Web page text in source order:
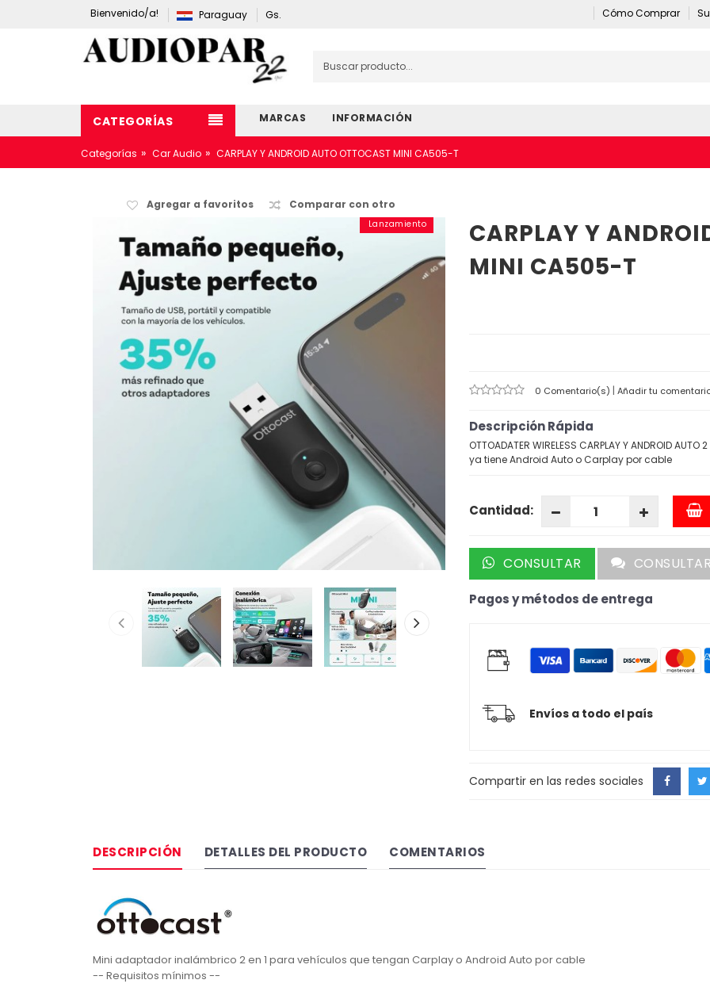
Bienvenido/a! Paraguay Gs. Cómo Comprar
CATEGORÍAS MARCAS INFORMACIÓN
Categorías » Car Audio » CARPLAY Y ANDROID AUTO OTTOCAST MINI CA505-T
Agregar a favoritos Comparar con otro
Lanzamiento
CARPLAY Y
MINI CA505-T
0 Comentario(s) | Añadir tu
Descripción Rápida
OTTOADATER WIRELESS CARPLAY Y ANDROID
ya tiene Android Auto o Carplay por cable
Cantidad:
CONSULTAR
Pagos y métodos de entrega
Envíos a todo el país
Compartir en las redes sociales
DESCRIPCIÓN DETALLES DEL PRODUCTO COMENTARIOS
Mini adaptador inalámbrico 2 en 1 para vehículos que tengan Carplay o Android Auto por cable
-- Requisitos mínimos --